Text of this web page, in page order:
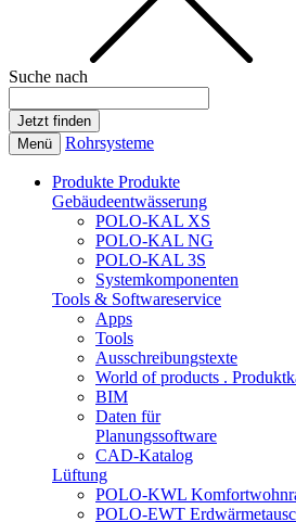
Suche nach
Menü Rohrsysteme
Produkte Produkte
Gebäudeentwässerung
POLO-KAL XS
POLO-KAL NG
POLO-KAL 3S
Systemkomponenten
Tools & Softwareservice
Apps
Tools
Ausschreibungstexte
World of products .
BIM
Daten für
Planungssoftware
CAD-Katalog
Lüftung
POLO-KWL
POLO-EWT